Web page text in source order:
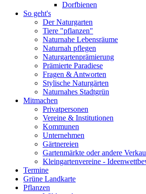
Dorfbienen
So geht's
Der Naturgarten
Tiere "pflanzen"
Naturnahe Lebensräume
Naturnah pflegen
Naturgartenprämierung
Prämierte Paradiese
Fragen & Antworten
Stylische Naturgärten
Naturnahes Stadtgrün
Mitmachen
Privatpersonen
Vereine & Institutionen
Kommunen
Unternehmen
Gärtnereien
Gartenmärkte oder andere
Kleingartenvereine -
Termine
Grüne Landkarte
Pflanzen